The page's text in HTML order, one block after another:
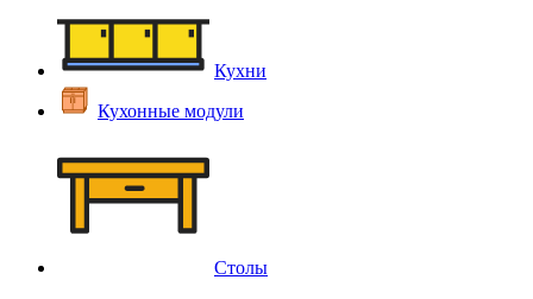
Кухни
Кухонные модули
Столы